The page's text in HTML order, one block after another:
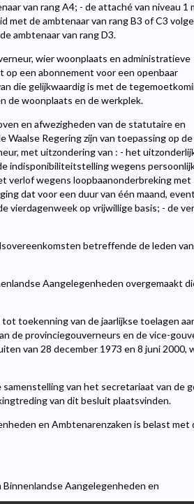
van rang A4; - de attaché van niveau 1
met de ambtenaar van rang B3 of C3
ambtenaar van rang D3.
wier woonplaats en administratieve
een abonnement voor een openbaar
die gelijkwaardig is met de
de woonplaats en de werkplek.
en afwezigheden van de statutaire en
Regering zijn van toepassing op de
met uitzondering van : - het
indisponibiliteitstelling wegens
verlof wegens loopbaanonderbreking met
dat voor een duur van één maand,
vierdagenweek op vrijwillige basis; - de
betreffende de leden
Aangelegenheden overgemaakt
toekenning van de jaarlijkse toelagen
de provinciegouverneurs en de vice-
van 28 december 1973 en 8 juni 2000,
van het secretariaat van de
van dit besluit plaatsvinden.
en Ambtenarenzaken is belast met
Aangelegenheden en